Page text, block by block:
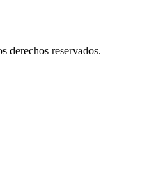
derechos reservados.